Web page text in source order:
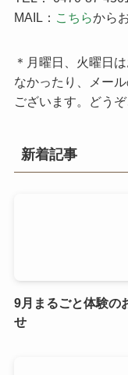
MAIL： こちらから
＊月曜日、火曜日
なかったり、メー
ございます。どう
新着記事
9月まるごと体験の
せ